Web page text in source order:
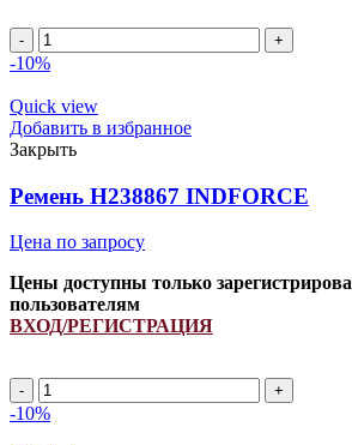
Ремень
H206807/
L53299/
038355T1/
1041614M1/
216897M1/
2839975M1/
2839978M1/
84045751/
INDFORCE
quantity
-10%
Quick view
Добавить в избранное
Закрыть
Ремень H238867 INDFORCE
Цена по запросу
Цены доступны только
пользователям
ВХОД/РЕГИСТРАЦИЯ
Ремень
H238867
-10%